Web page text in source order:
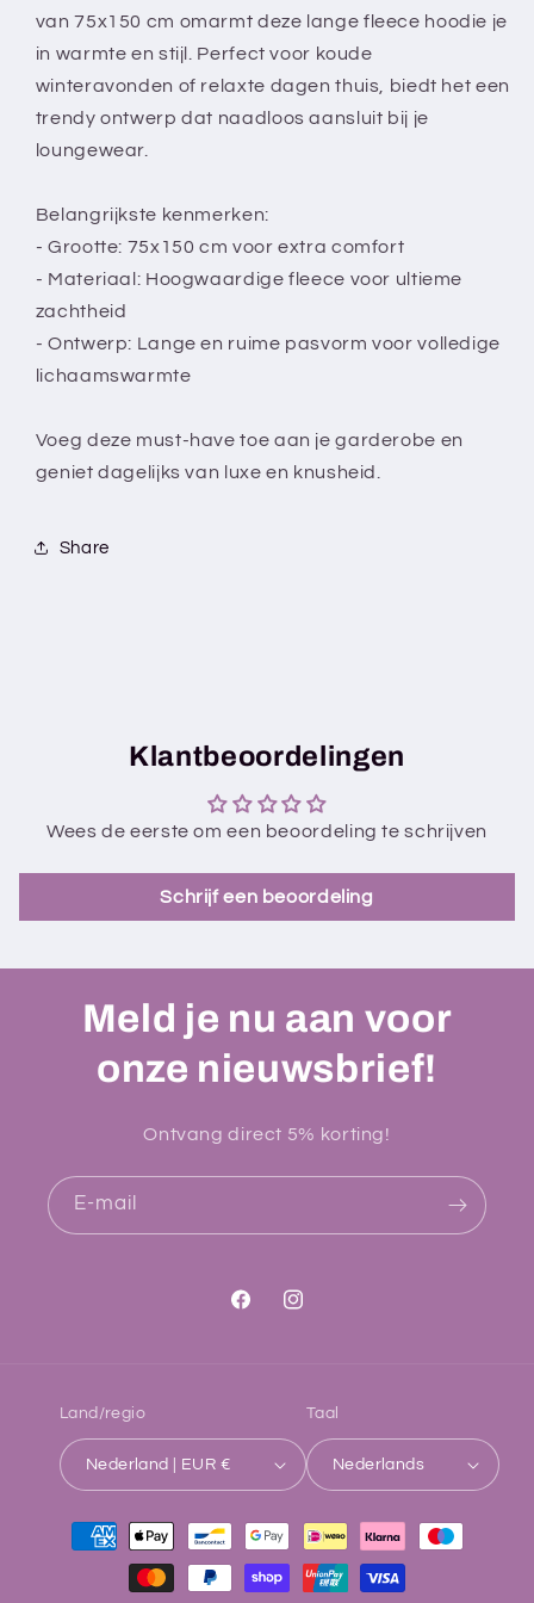
-
Fleece
-
Fleece
van 75x150 cm omarmt deze lange fleece hoodie je
in warmte en stijl. Perfect voor koude
winteravonden of relaxte dagen thuis, biedt het een
trendy ontwerp dat naadloos aansluit bij je
loungewear.
Belangrijkste kenmerken:
- Grootte: 75x150 cm voor extra comfort
- Materiaal: Hoogwaardige fleece voor ultieme
zachtheid
- Ontwerp: Lange en ruime pasvorm voor volledige
lichaamswarmte
Voeg deze must-have toe aan je garderobe en
geniet dagelijks van luxe en knusheid.
Share
Klantbeoordelingen
Wees de eerste om een beoordeling te schrijven
Schrijf een beoordeling
Meld je nu aan voor
onze nieuwsbrief!
Ontvang direct 5% korting!
E‑mail
FacebookInstagram
Land/regio
Nederland | EUR €
Taal
Nederlands
Betaalmethoden